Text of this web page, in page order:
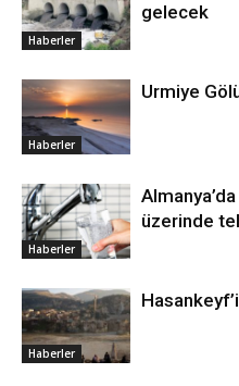
Haberler
gelecek
Haberler
Urmiye
Haberler
üzerinde
Haberler